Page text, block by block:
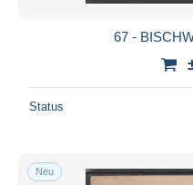
67 -
Status
Neu